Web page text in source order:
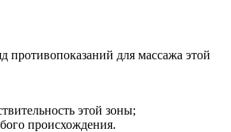
противопоказаний для массажа этой
этой зоны;
происхождения.